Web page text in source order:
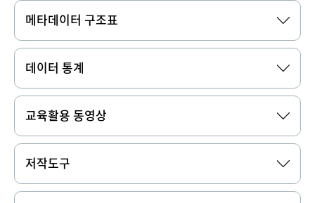
메타데이터 구조표
데이터 통계
교육활용 동영상
저작도구